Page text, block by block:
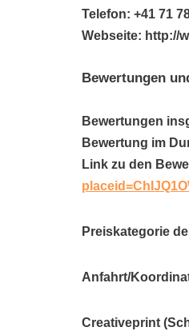
Telefon: +41 71
Webseite: http://
Bewertungen
Bewertungen
Bewertung im
Link zu den
Preiskategorie
Anfahrt/
Creativeprint